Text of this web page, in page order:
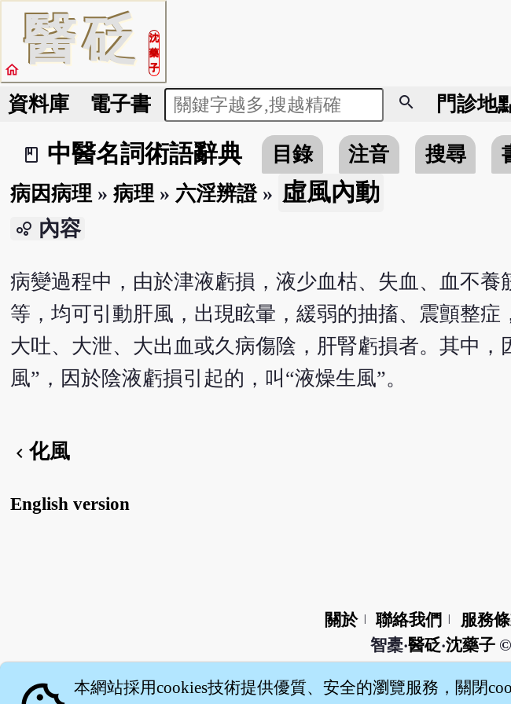
醫砭
沈
藥
子
home
資料庫 電子書 search 門診地
book_2
中醫名詞術語辭典 目錄 注音 搜尋
病因病理 » 病理 » 六淫辨證» 虛風內動
bubble_chart 內容
病變過程中，由於津液虧損，液少血枯、失血、血不
等，均可引動肝風，出現眩暈，緩弱的抽搐、震顫整症
大吐、大泄、大出血或久病傷陰，肝腎虧損者。其中，
風”，因於陰液虧損引起的，叫“液燥生風”。
chevron_left 化風
English version
關於 聯絡我們 服務
智橐‧醫砭‧沈藥子
本網站採用cookies技術提供優質、安全的瀏覽服務，關閉